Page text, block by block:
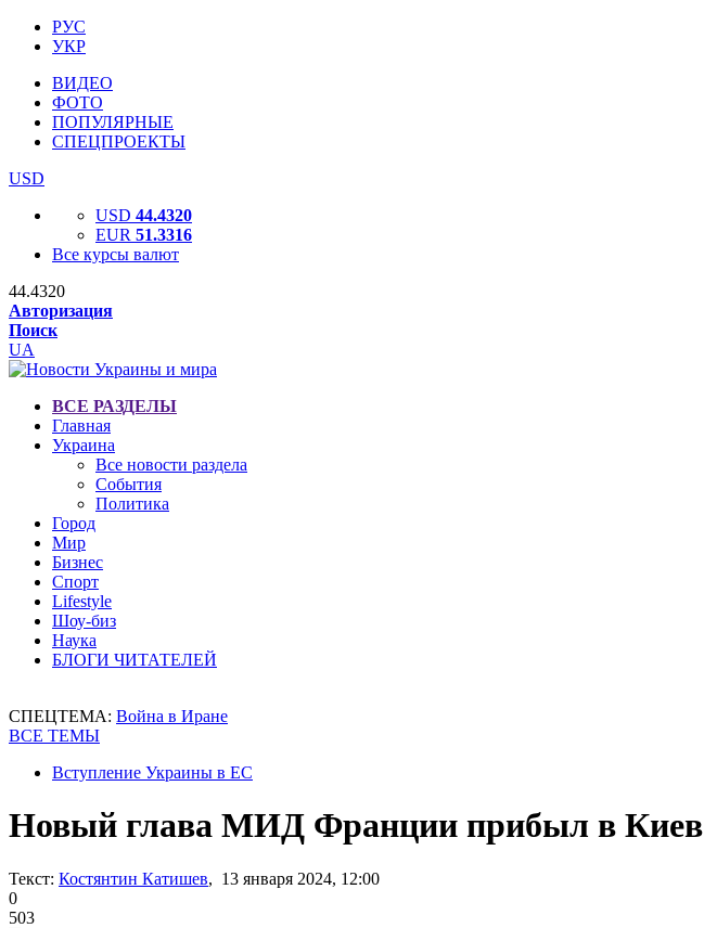
РУС
УКР
ВИДЕО
ФОТО
ПОПУЛЯРНЫЕ
СПЕЦПРОЕКТЫ
USD
USD 44.4320
EUR 51.3316
Все курсы валют
44.4320
Авторизация
Поиск
UA
ВСЕ РАЗДЕЛЫ
Главная
Украина
Все новости раздела
События
Политика
Город
Мир
Бизнес
Спорт
Lifestyle
Шоу-биз
Наука
БЛОГИ ЧИТАТЕЛЕЙ
СПЕЦТЕМА: Война в Иране
ВСЕ ТЕМЫ
Вступление Украины в ЕС
Новый глава МИД Франции прибыл в Киев
Текст: Костянтин Катишев, 13 января 2024, 12:00
0
503